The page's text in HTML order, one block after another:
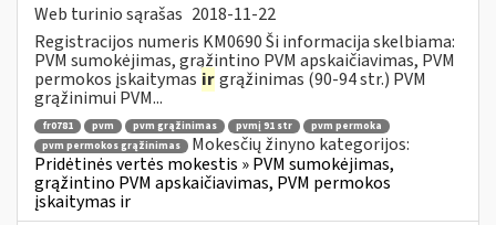
Web turinio sąrašas 2018-11-22
Registracijos numeris KM0690 Ši informacija skelbiama:
PVM sumokėjimas, grąžintino PVM apskaičiavimas, PVM
permokos įskaitymas irgrąžinimas (90-94 str.) PVM
grąžinimui PVM...
fr0781 pvm pvm grąžinimas pvmį 91 str
pvm permoka
pvm permokos grąžinimas
Mokesčių žinyno kategorijos:
Pridėtinės vertės mokestis » PVM sumokėjimas,
grąžintino PVM apskaičiavimas, PVM permokos
įskaitymas ir